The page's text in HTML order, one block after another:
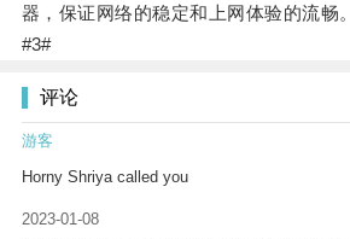
器，保证网络的稳定和上网体验的流畅。
#3#
评论
游客
Horny Shriya called you
2023-01-08